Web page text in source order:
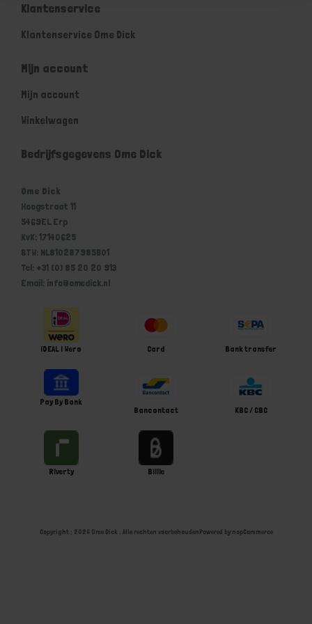
Klantenservice
Klantenservice Ome Dick
Mijn account
Mijn account
Winkelwagen
Bedrijfsgegevens Ome Dick
Ome Dick
Hoogstraat 11
5469EL Erp
KvK: 17140625
BTW: NL810287985B01
Tel: +31 (0) 85 20 20 913
Email: info@omedick.nl
iDEAL | Wero Card Bank transfer
Pay By Bank
Bancontact
KBC / CBC
Riverty Billie
Copyright ; 2026 Ome Dick . Alle rechten voorbehoudenPowered by nopCommerce